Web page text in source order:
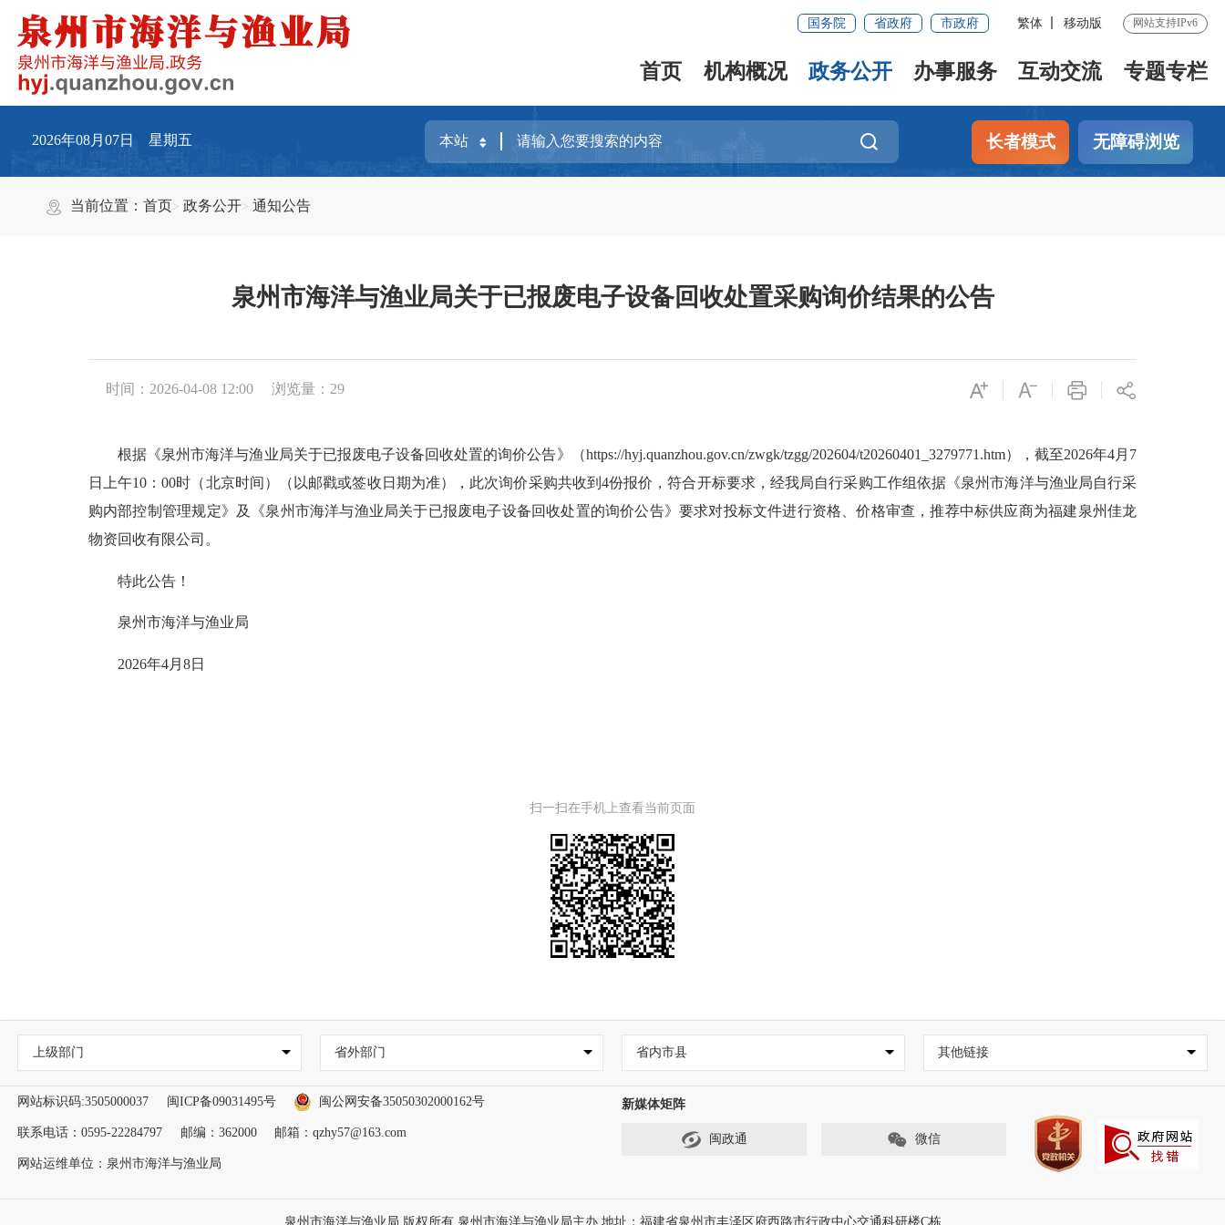
国务院 省政府 市政府 繁体 移动版 网站支持IPv6
首页 机构概况 政务公开 办事服务 互动交流 专题专栏
2026年08月07日 星期五 长者模式 无障碍浏览
当前位置：首页 政务公开 通知公告
泉州市海洋与渔业局关于已报废电子设备回收处置采购询价结果的公告
时间：2026-04-08 12:00 浏览量： 29
根据《泉州市海洋与渔业局关于已报废电子设备回收处置的询价公告》（https://hyj.quanzhou.gov.cn/zwgk/tzgg/202604/t20260401_3279771.htm），截至2026年4月7
日上午10：00时（北京时间）（以邮戳或签收日期为准），此次询价采购共收到4份报价，符合开标要求，经我局自行采购工作组依据《泉州市海洋与渔业局自行采
购内部控制管理规定》及《泉州市海洋与渔业局关于已报废电子设备回收处置的询价公告》要求对投标文件进行资格、价格审查，推荐中标供应商为福建泉州佳龙
物资回收有限公司。
特此公告！
泉州市海洋与渔业局
2026年4月8日
扫一扫在手机上查看当前页面
上级部门 省外部门 省内市县 其他链接
网站标识码:3505000037 闽ICP备09031495号 闽公网安备35050302000162号
联系电话：0595-22284797 邮编：362000 邮箱：qzhy57@163.com
网站运维单位：泉州市海洋与渔业局
新媒体矩阵
闽政通 微信
泉州市海洋与渔业局 版权所有 泉州市海洋与渔业局主办 地址：福建省泉州市丰泽区府西路市行政中心交通科研楼C栋